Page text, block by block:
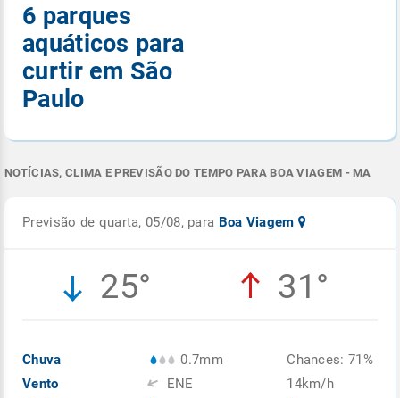
6 parques
aquáticos para
curtir em São
Paulo
NOTÍCIAS, CLIMA E PREVISÃO DO TEMPO PARA BOA VIAGEM - MA
Previsão de quarta, 05/08, para Boa Viagem
25° 31°
Chuva
Vento
0.7mm
ENE
Chances: 71%
14km/h